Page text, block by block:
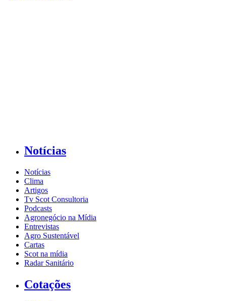
Notícias
Notícias
Clima
Artigos
Tv Scot Consultoria
Podcasts
Agronegócio na Mídia
Entrevistas
Agro Sustentável
Cartas
Scot na mídia
Radar Sanitário
Cotações